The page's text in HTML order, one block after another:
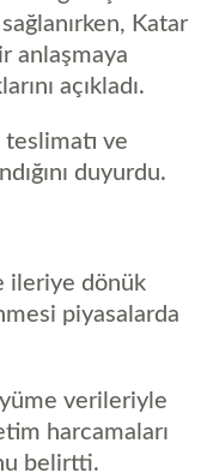
Katar
anlaşmaya
açıkladı.
ve
duyurdu.
ileriye dönük
piyasalarda
verileriyle
harcamaları
belirtti.